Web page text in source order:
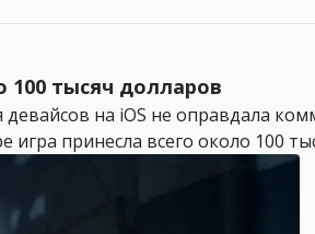
100 тысяч долларов
на iOS не оправдала
принесла всего около 100